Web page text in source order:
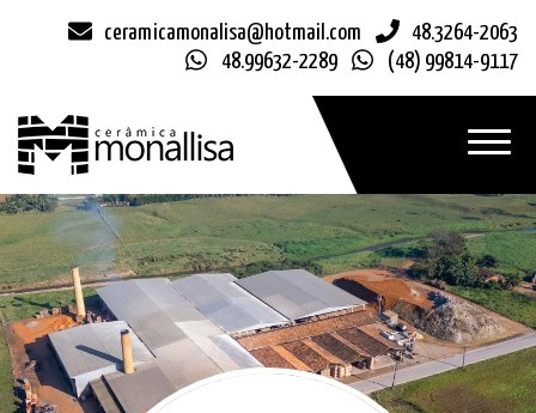
ceramicamonalisa@hotmail.com
48.3264-2063
48.99632-2289
(48) 99814-9117
Toggle